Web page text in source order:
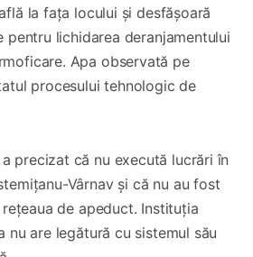
la fața locului și desfășoară
pentru lichidarea deranjamentului
Apa observată pe
procesului tehnologic de
precizat că nu execută lucrări în
Vârnav și că nu au fost
de apeduct. Instituția
nu are legătură cu sistemul său